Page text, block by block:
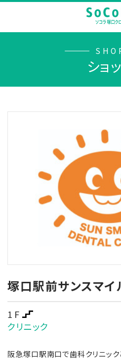
ショ
塚口駅前サンスマイ
1F
クリニック
阪急塚口駅南口で歯科クリニッ